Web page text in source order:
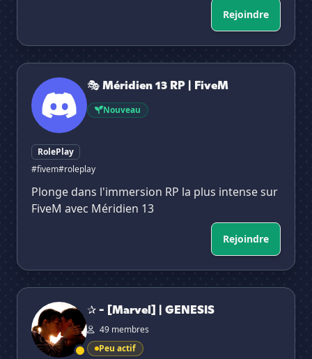
Rejoindre
🎭 Méridien 13 RP | FiveM
🎭 Méridien 13 RP | FiveM
Nouveau
RolePlay
#fivem#roleplay
Plonge dans l'immersion RP la plus intense sur
FiveM avec Méridien 13
Rejoindre
✰ - [Marvel] | GENESIS
✰ - [Marvel] | GENESIS
49 membres
Peu actif